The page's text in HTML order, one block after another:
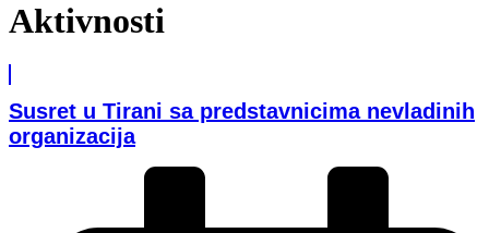
Aktivnosti
Susret u Tirani sa predstavnicima nevladinih
organizacija